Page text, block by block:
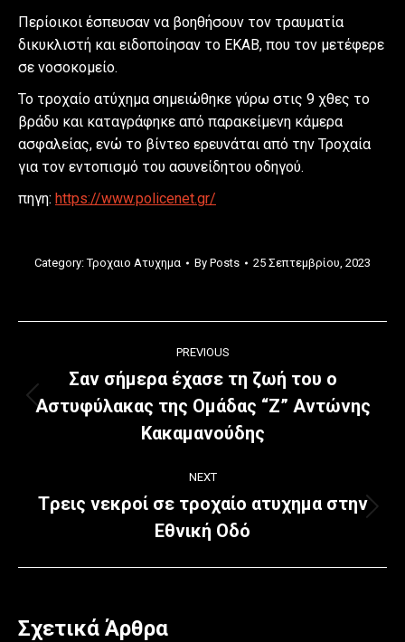
Περίοικοι έσπευσαν να βοηθήσουν τον τραυματία
δικυκλιστή και ειδοποίησαν το ΕΚΑΒ, που τον μετέφερε
σε νοσοκομείο.
Το τροχαίο ατύχημα σημειώθηκε γύρω στις 9 χθες το
βράδυ και καταγράφηκε από παρακείμενη κάμερα
ασφαλείας, ενώ το βίντεο ερευνάται από την Τροχαία
για τον εντοπισμό του ασυνείδητου οδηγού.
πηγη: https://www.policenet.gr/
Category:Τροχαιο Ατυχημα By Posts 25 Σεπτεμβρίου, 2023
navigation
PREVIOUS
Previous
post:
Σαν σήμερα έχασε τη ζωή του ο
Αστυφύλακας της Oμάδας “Ζ” Αντώνης
Κακαμανούδης
NEXT
Next
post:
Tρεις νεκροί σε τροχαίο ατυχημα στην
Εθνική Οδό
Σχετικά Άρθρα